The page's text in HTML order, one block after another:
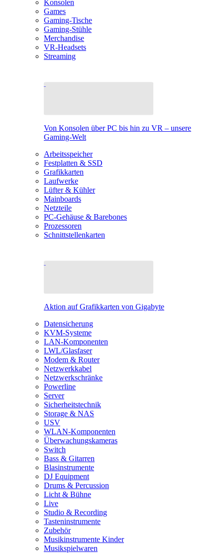
Konsolen
Games
Gaming-Tische
Gaming-Stühle
Merchandise
VR-Headsets
Streaming
Von Konsolen über PC bis hin zu VR – unsere
Gaming-Welt
Arbeitsspeicher
Festplatten & SSD
Grafikkarten
Laufwerke
Lüfter & Kühler
Mainboards
Netzteile
PC-Gehäuse & Barebones
Prozessoren
Schnittstellenkarten
Aktion auf Grafikkarten von Gigabyte
Datensicherung
KVM-Systeme
LAN-Komponenten
LWL/Glasfaser
Modem & Router
Netzwerkkabel
Netzwerkschränke
Powerline
Server
Sicherheitstechnik
Storage & NAS
USV
WLAN-Komponenten
Überwachungskameras
Switch
Bass & Gitarren
Blasinstrumente
DJ Equipment
Drums & Percussion
Licht & Bühne
Live
Studio & Recording
Tasteninstrumente
Zubehör
Musikinstrumente Kinder
Musikspielwaren